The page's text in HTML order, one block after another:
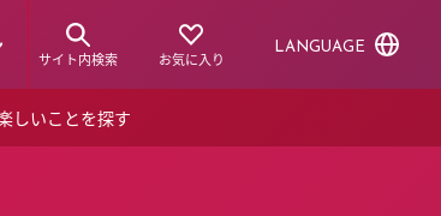
サイト内検索 お気に入り
LANGUAGE
しいことを探す